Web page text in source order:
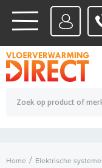
WATERSYSTEMEN
ELEKTRISCHE SYSTEMEN
Home Elektrische